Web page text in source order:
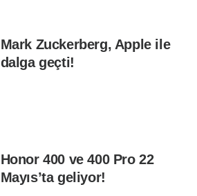
Mark Zuckerberg, Apple ile
dalga geçti!
Honor 400 ve 400 Pro 22
Mayıs’ta geliyor!